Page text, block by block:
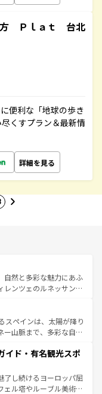
Ｐｌａｔ 台北
便利な「地球の歩き
くすプラン＆最新情
詳細を見る
自然と多彩な魅力にあふ
レンツェのルネッサンス
やアマルフィ海岸の絶
観光の合間には、本場の
ア料理を堪能することも
ない旅をしてみよう！
スペインは、太陽が降り
ー山脈まで、多彩な自然
フラメンコ、熱気あふ
生活の一部となってい
雰囲気や、バルセロナの
は古代ローマ遺跡や中世
イド・有名観光スポ
了し続けるヨーロッパ屈
ェル塔やルーブル美術館